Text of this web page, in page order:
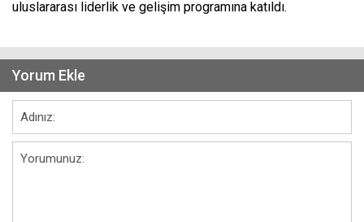
uluslararası liderlik ve gelişim programına katıldı.
Yorum Ekle